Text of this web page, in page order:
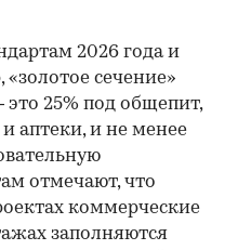
2026 года и
сечение»
25% под общепит,
аптеки, и не менее
отмечают, что
коммерческие
заполняются